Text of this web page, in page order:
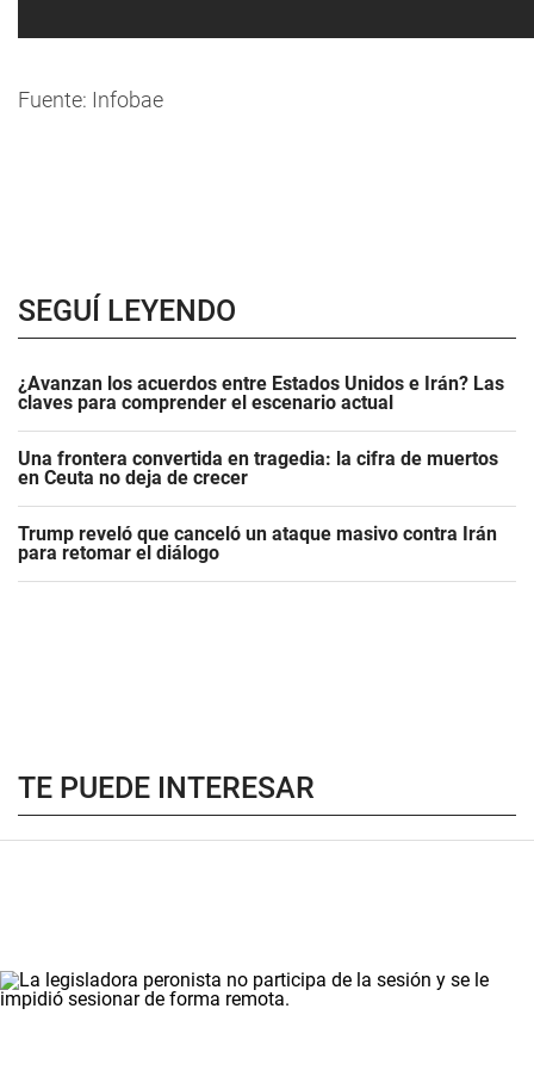
Fuente: Infobae
SEGUÍ LEYENDO
¿Avanzan los acuerdos entre Estados Unidos e Irán? Las
claves para comprender el escenario actual
Una frontera convertida en tragedia: la cifra de muertos
en Ceuta no deja de crecer
Trump reveló que canceló un ataque masivo contra Irán
para retomar el diálogo
TE PUEDE INTERESAR